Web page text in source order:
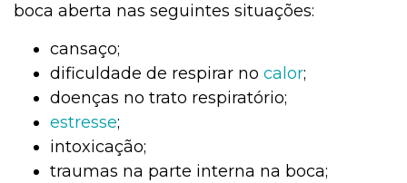
boca aberta nas seguintes situações:
cansaço;
dificuldade de respirar no ca lor;
doenças no trato respiratório;
estresse;
intoxicação;
traumas na parte interna na boca;